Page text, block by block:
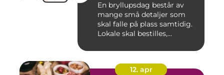
En bryllupsdag består av
mange små detaljer som
skal falle på plass samtidig.
Lokale skal bestilles,...
12. apr